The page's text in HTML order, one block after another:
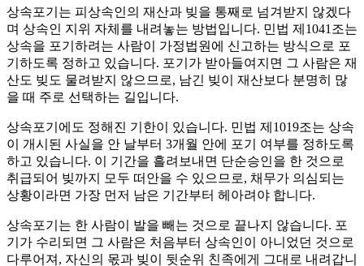
상속포기는 피상속인의 재산과 빚을 통째로 넘겨받지 않겠다
며 상속인 지위 자체를 내려놓는 방법입니다. 민법 제1041조는
상속을 포기하려는 사람이 가정법원에 신고하는 방식으로 포
기하도록 정하고 있습니다. 포기가 받아들여지면 그 사람은 재
산도 빚도 물려받지 않으므로, 남긴 빚이 재산보다 분명히 많
을 때 주로 선택하는 길입니다.
상속포기에도 정해진 기한이 있습니다. 민법 제1019조는 상속
이 개시된 사실을 안 날부터 3개월 안에 포기 여부를 정하도록
하고 있습니다. 이 기간을 흘려보내면 단순승인을 한 것으로
취급되어 빚까지 모두 떠안을 수 있으므로, 채무가 의심되는
상황이라면 가장 먼저 남은 기간부터 헤아려야 합니다.
상속포기는 한 사람이 발을 빼는 것으로 끝나지 않습니다. 포
기가 수리되면 그 사람은 처음부터 상속인이 아니었던 것으로
다루어져, 자신의 몫과 빚이 뒷순위 친족에게 그대로 내려갑니